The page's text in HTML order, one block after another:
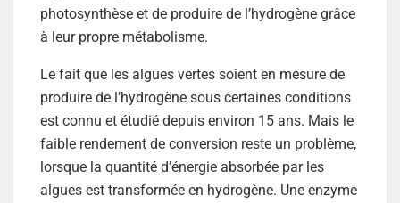
photosynthèse et de produire de l’hydrogène grâce
à leur propre métabolisme.
Le fait que les algues vertes soient en mesure de
produire de l’hydrogène sous certaines conditions
est connu et étudié depuis environ 15 ans. Mais le
faible rendement de conversion reste un problème,
lorsque la quantité d’énergie absorbée par les
algues est transformée en hydrogène. Une enzyme